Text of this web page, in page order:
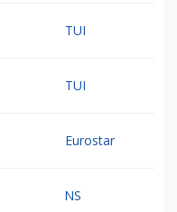
TUI
TUI
Eurostar
NS